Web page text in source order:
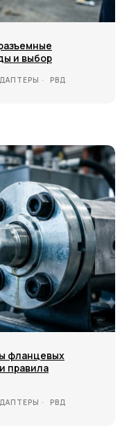
и выбор
РВД
фланцевых
правила
РВД